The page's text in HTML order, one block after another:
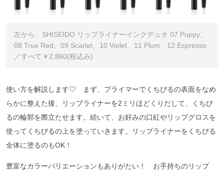
左から、SHISEIDO リップライナーインクデュオ 07 Poppy、
08 True Red、09 Scarlet、10 Violet、11 Plum、12 Espresso
／すべて￥2,860(税込み)
使い方を解説します♡ まず、プライマーでくちびるの表面をなめ
らかに整えた後、リップライナーを2ミリほどくりだして、くちび
るの輪郭を際立たせます。続いて、お好みの口紅やリップグロスを
使ってくちびるの上を塗っていきます。リップライナーをくちびる
全体に塗るのもOK！
豊富なカラーバリエーションもありがたい！ お手持ちのリップ